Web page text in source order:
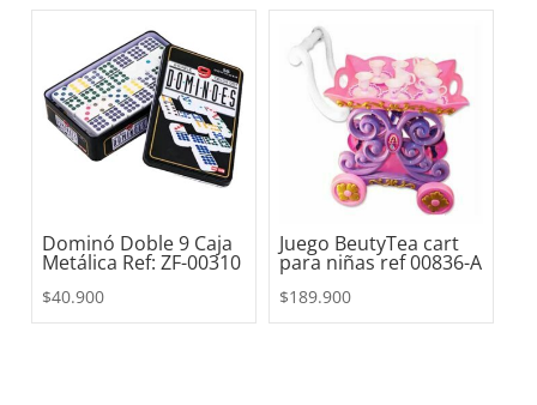
Dominó Doble 9 Caja
Metálica Ref: ZF-00310
$40.900
Juego BeutyTea cart
para niñas ref 00836-A
$189.900